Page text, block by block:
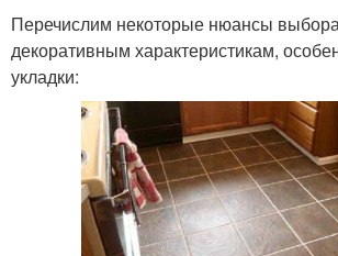
Перечислим некоторые нюансы
декоративным характеристикам,
укладки: